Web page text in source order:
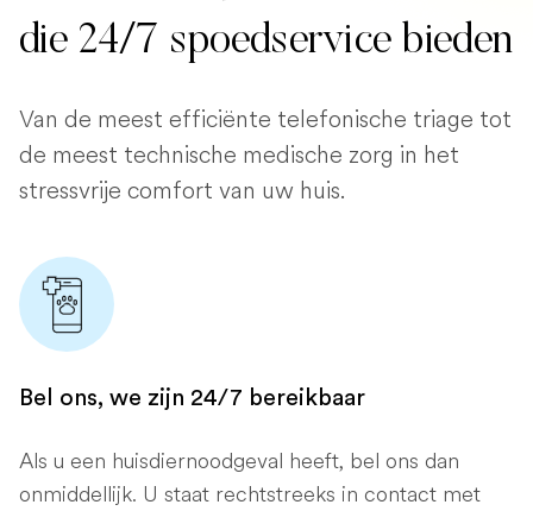
die 24/7 spoedservice bieden
Van de meest efficiënte telefonische triage tot
de meest technische medische zorg in het
stressvrije comfort van uw huis.
Bel ons, we zijn 24/7 bereikbaar
Als u een huisdiernoodgeval heeft, bel ons dan
onmiddellijk. U staat rechtstreeks in contact met